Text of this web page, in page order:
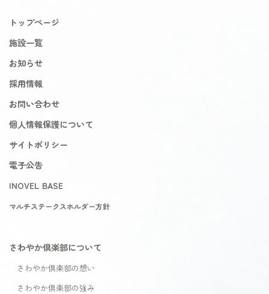
トップページ
施設一覧
お知らせ
採用情報
お問い合わせ
個人情報保護について
サイトポリシー
電子公告
INOVEL BASE
マルチステークスホルダー方針
さわやか倶楽部について
さわやか倶楽部の想い
さわやか倶楽部の強み